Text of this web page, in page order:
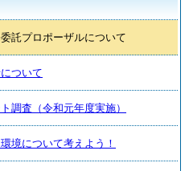
託プロポーザルについて
ついて
調査（令和元年度実施）
境について考えよう！